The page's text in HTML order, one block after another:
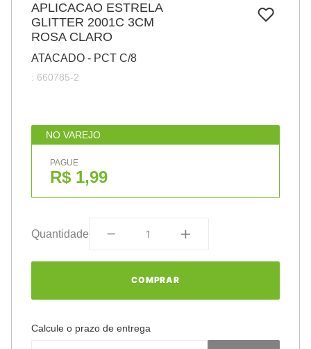
APLICACAO ESTRELA
GLITTER 2001C 3CM
ROSA CLARO
ATACADO - PCT C/8
: 660785-2
NO VAREJO
PAGUE
R$ 1,99
Quantidade
COMPRAR
Calcule o prazo de entrega
pincel
cola
barbante
º fita